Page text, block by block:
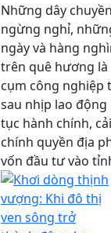
Những dây
ngừng nghỉ,
ngày và hàng
trên quê hương là
cụm công nghiệp
sau nhịp lao động
tục hành chính,
chính quyền địa
vốn đầu tư vào